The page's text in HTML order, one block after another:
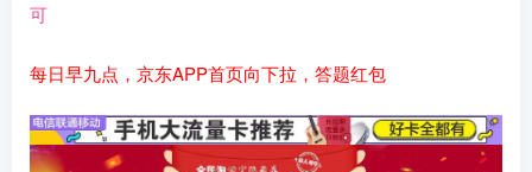
可
每日早九点，京东APP首页向下拉，答题红包